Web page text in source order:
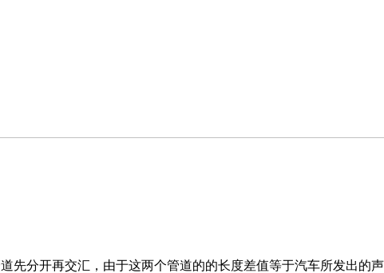
先分开再交汇，由于这两个管道的的长度差值等于汽车所发出的声